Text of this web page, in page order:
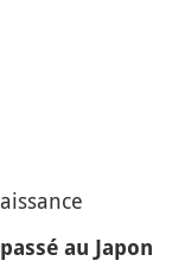
au Japon